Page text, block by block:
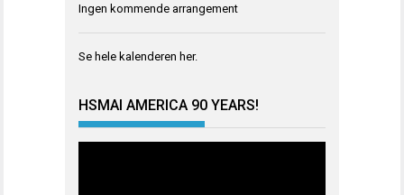
Ingen kommende arrangement
Se hele kalenderen her.
HSMAI AMERICA 90 YEARS!